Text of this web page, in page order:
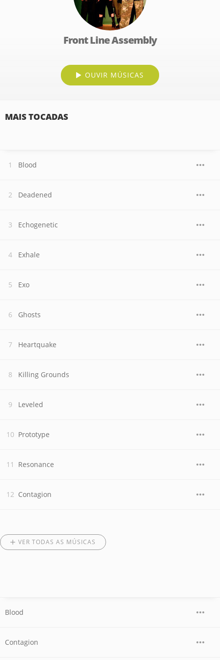
Front Line Assembly
OUVIR MÚSICAS
MAIS TOCADAS
Blood
Deadened
Echogenetic
Exhale
Exo
Ghosts
Heartquake
Killing Grounds
Leveled
Prototype
Resonance
Contagion
VER TODAS AS MÚSICAS
Blood
Contagion